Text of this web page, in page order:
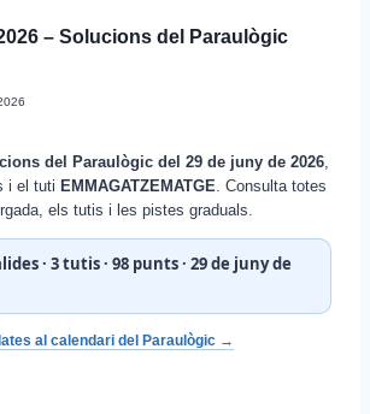
– Solucions del Paraulògic
del Paraulògic del 29 de juny de 2026
i el tuti EMMAGATZEMATGE . Consulta totes
els tutis i les pistes graduals.
· 3 tutis · 98 punts · 29 de juny de
al calendari del Paraulògic →